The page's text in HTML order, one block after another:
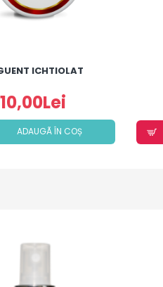
ICHTIOLAT
10,00Lei
ADAUGÃ ÎN COȘ